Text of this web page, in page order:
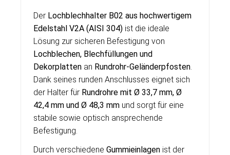
Der Lochblechhalter B02 aus hochwertigem
Edelstahl V2A (AISI 304) ist die ideale
Lösung zur sicheren Befestigung von
Lochblechen, Blechfüllungen und
Dekorplatten an Rundrohr-Geländerpfosten.
Dank seines runden Anschlusses eignet sich
der Halter für Rundrohre mit Ø 33,7 mm, Ø
42,4 mm und Ø 48,3 mm und sorgt für eine
stabile sowie optisch ansprechende
Befestigung.
Durch verschiedene Gummieinlagen ist der